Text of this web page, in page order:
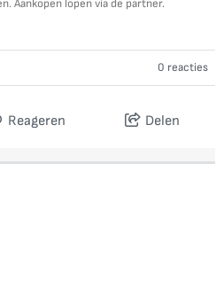
Aankopen lopen via de partner.
0 reacties
Reageren Delen